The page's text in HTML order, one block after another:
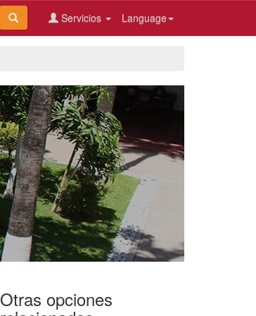
Language
Servicios
Otras opciones